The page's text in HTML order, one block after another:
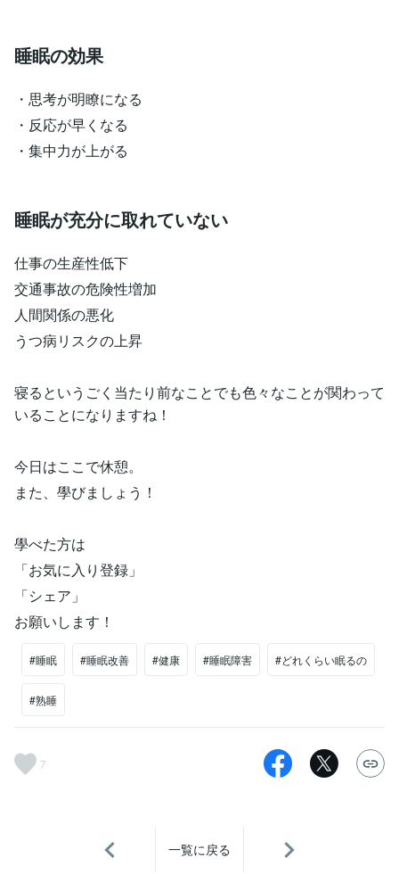
睡眠の効果
・思考が明瞭になる
・反応が早くなる
・集中力が上がる
睡眠が充分に取れていない
仕事の生産性低下
交通事故の危険性増加
人間関係の悪化
うつ病リスクの上昇
寝るというごく当たり前なことでも色々なことが関わって
いることになりますね！
今日はここで休憩。
また、學びましょう！
學べた方は
「お気に入り登録」
「シェア」
お願いします！
#睡眠 #睡眠改善 #健康 #睡眠障害 #どれくらい眠るの
#熟睡
7
一覧に戻る